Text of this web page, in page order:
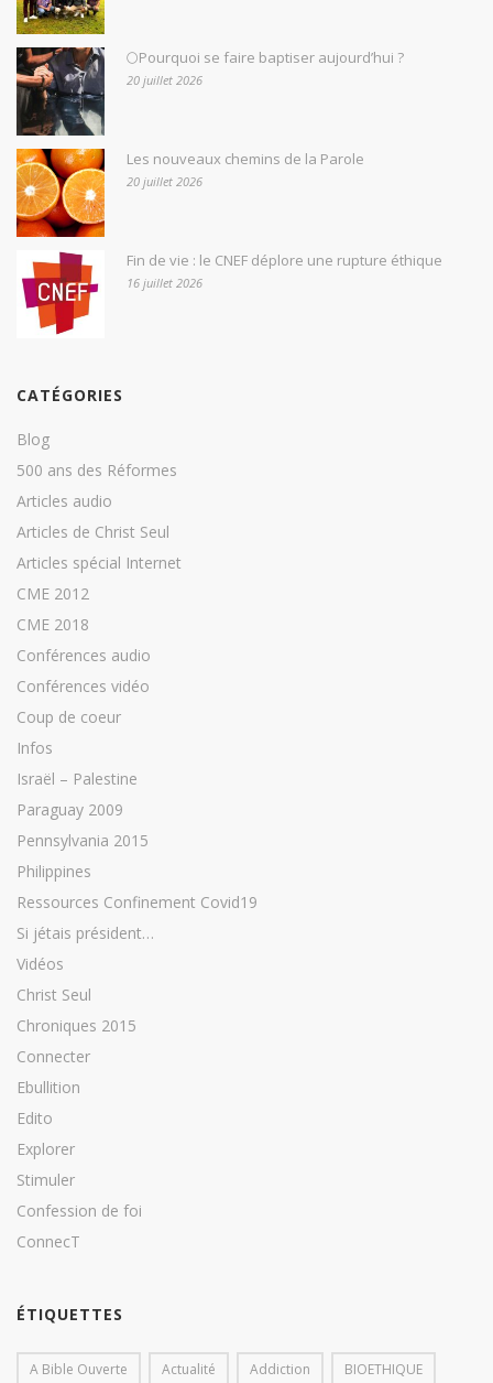
🌕Pourquoi se faire baptiser aujourd’hui ?
20 juillet 2026
Les nouveaux chemins de la Parole
20 juillet 2026
Fin de vie : le CNEF déplore une rupture éthique
16 juillet 2026
CATÉGORIES
Blog
500 ans des Réformes
Articles audio
Articles de Christ Seul
Articles spécial Internet
CME 2012
CME 2018
Conférences audio
Conférences vidéo
Coup de coeur
Infos
Israël – Palestine
Paraguay 2009
Pennsylvania 2015
Philippines
Ressources Confinement Covid19
Si jétais président…
Vidéos
Christ Seul
Chroniques 2015
Connecter
Ebullition
Edito
Explorer
Stimuler
Confession de foi
ConnecT
ÉTIQUETTES
A Bible Ouverte Actualité Addiction BIOETHIQUE